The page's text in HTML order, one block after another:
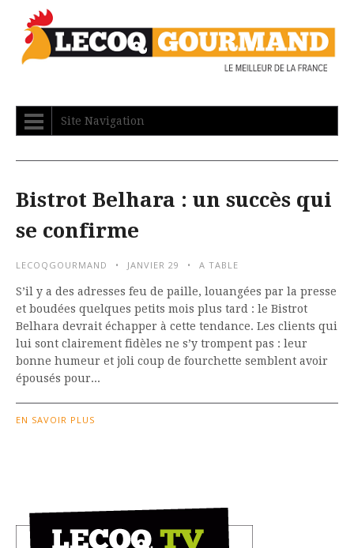
Site Navigation
Bistrot Belhara : un succès qui
se confirme
LECOQGOURMAND JANVIER 29 A TABLE
S’il y a des adresses feu de paille, louangées par la presse
et boudées quelques petits mois plus tard : le Bistrot
Belhara devrait échapper à cette tendance. Les clients qui
lui sont clairement fidèles ne s’y trompent pas : leur
bonne humeur et joli coup de fourchette semblent avoir
épousés pour...
EN SAVOIR PLUS